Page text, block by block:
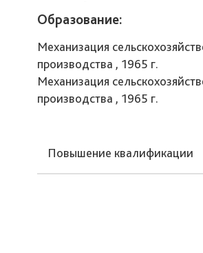
Образование:
Механизация
производства , 1965 г.
Механизация
производства , 1965 г.
Повышение квалификации